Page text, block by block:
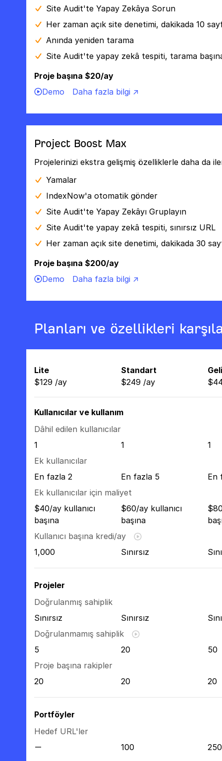
Site Audit'te Yapay Zekâya Sorun
Her zaman açık site denetimi, dakikada 10
Anında yeniden tarama
Site Audit'te yapay zekâ tespiti, tarama
Proje başına $20/ay
Demo
Daha fazla bilgi ↗
Project Boost Max
Projelerinizi ekstra gelişmiş özelliklerle daha da
Yamalar
IndexNow'a otomatik gönder
Site Audit'te Yapay Zekâyı Gruplayın
Site Audit'te yapay zekâ tespiti, sınırsız URL
Her zaman açık site denetimi, dakikada 30
Proje başına $200/ay
Demo
Daha fazla bilgi ↗
Planları ve özellikleri
Lite
$129 /ay
Standart
$249 /ay
$
Kullanıcılar ve kullanım
Dâhil edilen kullanıcılar
1
1
1
Ek kullanıcılar
En fazla 2
En fazla 5
En
Ek kullanıcılar için maliyet
$40/ay kullanıcı
başına
$60/ay kullanıcı
başına
Kullanıcı başına kredi/ay
1,000
Sınırsız
Projeler
Doğrulanmış sahiplik
Sınırsız
Sınırsız
Doğrulanmamış sahiplik
5
20
50
Proje başına rakipler
20
20 20
Portföyler
Hedef URL'ler
100
250